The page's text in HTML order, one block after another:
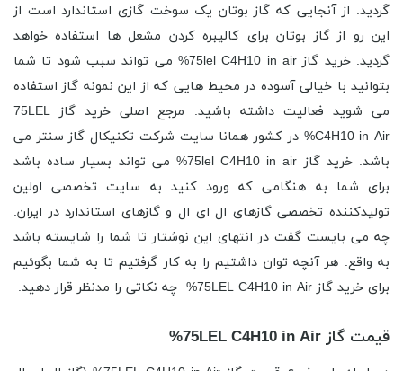
گردید. از آنجایی که گاز بوتان یک سوخت گازی استاندارد است از
این رو از گاز بوتان برای کالیبره کردن مشعل ‌ها استفاده خواهد
گردید. خرید گاز 75lel C4H10 in air% می تواند سبب شود تا شما
بتوانید با خیالی آسوده در محیط هایی که از این نمونه گاز استفاده
می شوید فعالیت داشته باشید. مرجع اصلی خرید گاز 75LEL
C4H10 in Air% در کشور همانا سایت شرکت تکنیکال گاز سنتر می
باشد. خرید گاز 75lel C4H10 in air% می تواند بسیار ساده باشد
برای شما به هنگامی که ورود کنید به سایت تخصصی اولین
تولیدکننده تخصصی گازهای ال ای ال و گازهای استاندارد در ایران.
چه می بایست گفت در انتهای این نوشتار تا شما را شایسته باشد
به واقع. هر آنچه توان داشتیم را به کار گرفتیم تا به شما بگوئیم
برای خرید گاز 75LEL C4H10 in Air% چه نکاتی را مدنظر قرار دهید.
قیمت گاز 75LEL C4H10 in Air%